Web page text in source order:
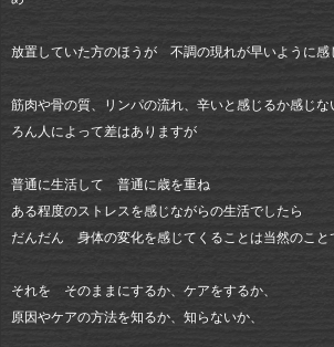
放置していた方のほうが 不調の現れが早いように感
筋肉や骨の質、リンパの流れ、辛いと感じるか感じ
ろん人によって差はありますが
普通に生活して 普通に歳を重ね
ある程度のストレスを感じながらの生活でしたら
だんだん 身体の変化を感じてくることは当然のこと
それを そのままにするか、ケアをするか、
原因やケアの方法を知るか、知らないか、